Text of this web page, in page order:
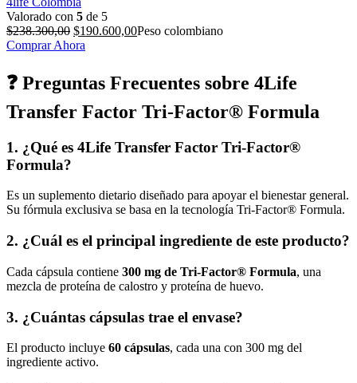
Valorado con 5 de 5
$238.300,00 El
precio
$238.300,00.
$190.600,00El
$190.600,00.
Peso colombiano
Comprar Ahora
❓ Preguntas Frecuentes sobre 4Life
Transfer Factor Tri-Factor® Formula
1. ¿Qué es 4Life Transfer Factor Tri-Factor®
Formula?
Es un suplemento dietario diseñado para apoyar el bienestar general.
Su fórmula exclusiva se basa en la tecnología Tri-Factor® Formula.
2. ¿Cuál es el principal ingrediente de este producto?
Cada cápsula contiene 300 mg de Tri-Factor® Formula, una
mezcla de proteína de calostro y proteína de huevo.
3. ¿Cuántas cápsulas trae el envase?
El producto incluye 60 cápsulas, cada una con 300 mg del
ingrediente activo.